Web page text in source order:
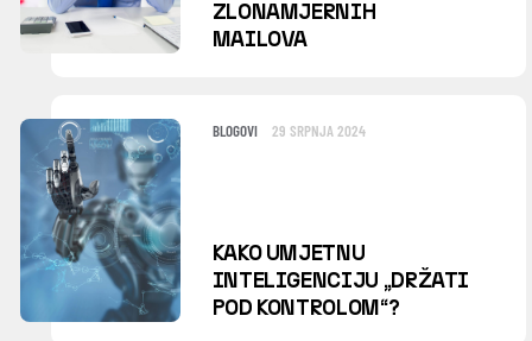
ZLONAMJERNIH
MAILOVA
BLOGOVI 29 SRPNJA 2024
KAKO UMJETNU
INTELIGENCIJU „DRŽATI
POD KONTROLOM“?